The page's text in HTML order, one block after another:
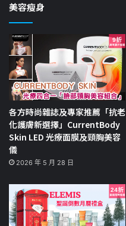
美容瘦身
各方時尚雜誌及專家推薦「抗老
化護膚新選擇」CurrentBody
Skin LED 光療面膜及頸胸美容
儀
2026 年 5 月 28 日